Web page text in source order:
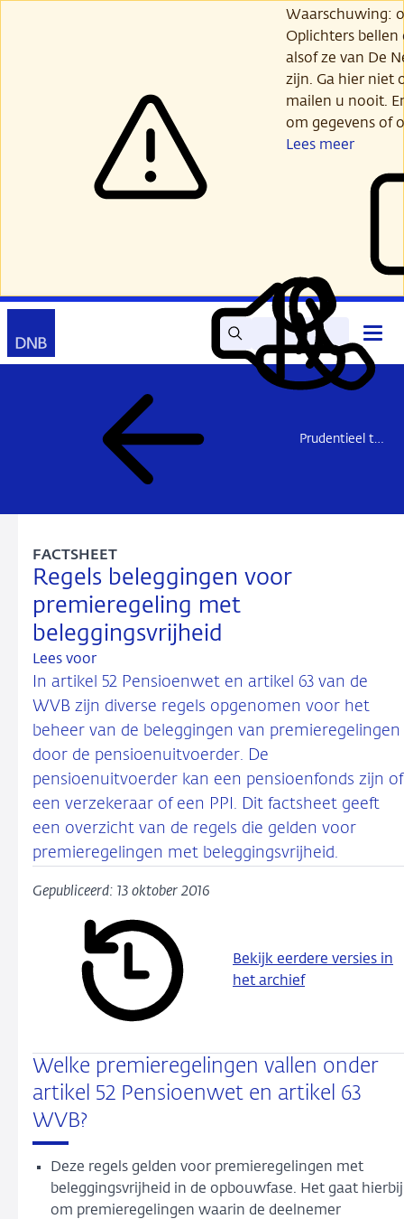
Waarschuwing:
Oplichters
alsof ze van De
zijn. Ga hier niet
mailen u nooit.
om gegevens of
Lees meer
Zoek Lees
voor
Mijn
DNB
Contact
Prudentieel toezicht
Regels beleggingen voor
premieregeling met
beleggingsvrijheid
FACTSHEET
Lees voor
In artikel 52 Pensioenwet en artikel 63 van de
WVB zijn diverse regels opgenomen voor het
beheer van de beleggingen van premieregelingen
door de pensioenuitvoerder. De
pensioenuitvoerder kan een pensioenfonds zijn of
een verzekeraar of een PPI. Dit factsheet geeft
een overzicht van de regels die gelden voor
premieregelingen met beleggingsvrijheid.
Gepubliceerd: 13 oktober 2016
Bekijk eerdere versies in
het archief
Welke premieregelingen vallen onder
artikel 52 Pensioenwet en artikel 63
WVB?
Deze regels gelden voor premieregelingen met
beleggingsvrijheid in de opbouwfase. Het gaat hierbij
om premieregelingen waarin de deelnemer